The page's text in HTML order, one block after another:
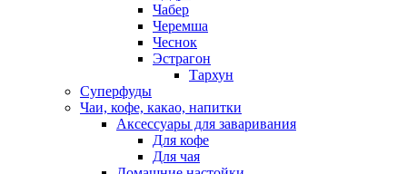
Чабер
Черемша
Чеснок
Эстрагон
Тархун
Суперфуды
Чаи, кофе, какао, напитки
Аксессуары для заваривания
Для кофе
Для чая